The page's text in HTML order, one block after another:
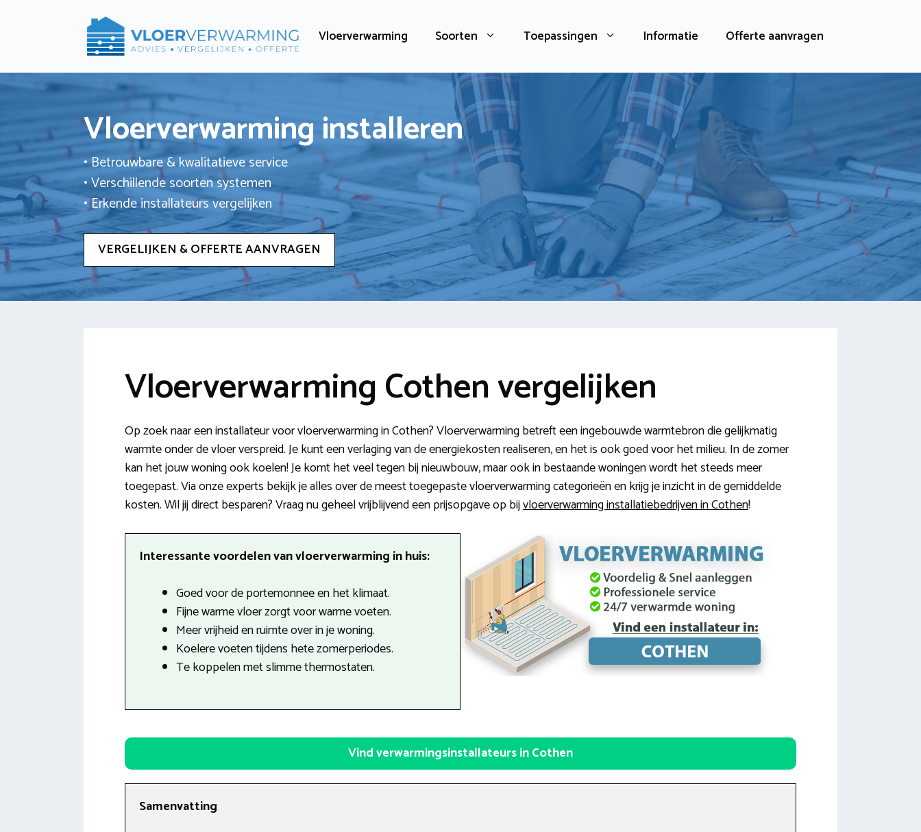
Vloerverwarming Soorten Toepassingen Informatie Offerte aanvragen
Vloerverwarming installeren
• Betrouwbare & kwalitatieve service
• Verschillende soorten systemen
• Erkende installateurs vergelijken
VERGELIJKEN & OFFERTE AANVRAGEN
Vloerverwarming Cothen vergelijken
Op zoek naar een installateur voor vloerverwarming in Cothen? Vloerverwarming betreft een ingebouwde warmtebron die gelijkmatig
warmte onder de vloer verspreid. Je kunt een verlaging van de energiekosten realiseren, en het is ook goed voor het milieu. In de zomer
kan het jouw woning ook koelen! Je komt het veel tegen bij nieuwbouw, maar ook in bestaande woningen wordt het steeds meer
toegepast. Via onze experts bekijk je alles over de meest toegepaste vloerverwarming categorieën en krijg je inzicht in de gemiddelde
kosten. Wil jij direct besparen? Vraag nu geheel vrijblijvend een prijsopgave op bijvloerverwarming installatiebedrijven in Cothen!
Interessante voordelen van vloerverwarming in huis:
Goed voor de portemonnee en het klimaat.
Fijne warme vloer zorgt voor warme voeten.
Meer vrijheid en ruimte over in je woning.
Koelere voeten tijdens hete zomerperiodes.
Te koppelen met slimme thermostaten.
Vind verwarmingsinstallateurs in Cothen
Samenvatting